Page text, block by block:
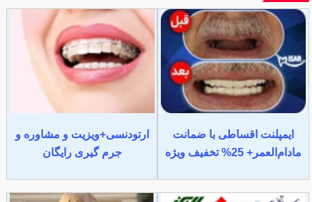
ایمپلنت اقساطی با ضمانت
مادام‌العمر+ 25% تخفیف ویژه
ارتودنسی+ویزیت و مشاوره و
جرم گیری رایگان